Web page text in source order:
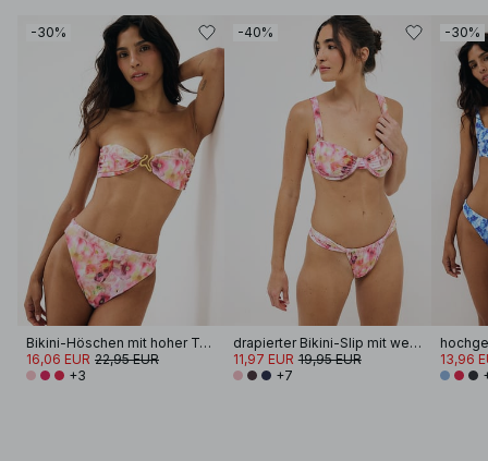
-30%
Bikini-Höschen mit hoher Taille
16,06 EUR 22,95 EUR
+3
-40%
drapierter Bikini-Slip mit weiten Trägern
11,97 EUR 19,95 EUR
+7
-30%
13,96